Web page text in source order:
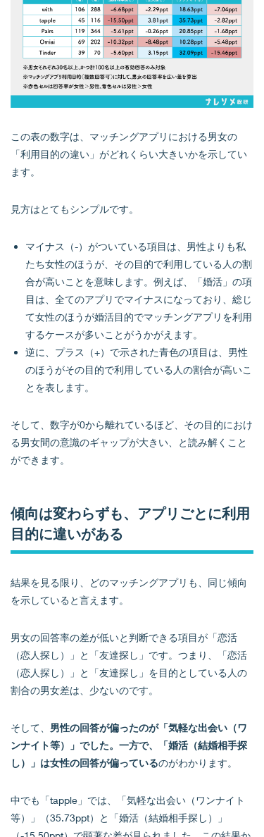
この表の数字は、マッチングアプリにおける男女の
「利用目的の違い」がどれくらい大きいかを示してい
ます。
見方はとてもシンプルです。
マイナス（-）がついている項目は、男性よりも私
たち女性のほうが、その目的で利用している人の割
合が高いことを意味します。例えば、「婚活」の項
目は、全てのアプリでマイナスになっており、総じ
て女性のほうが婚活目的でマッチングアプリを利用
するケースが多いことがうかがえます。
逆に、プラス（+）で示された青色の項目は、男性
のほうがその目的で利用している人の割合が高いこ
とを表します。
そして、数字が0から離れているほど、その目的におけ
る男女間の意識のギャップが大きい、と読み解くこと
ができます。
傾向は変わらずも、アプリごとに利用
目的に違いがある
結果を見る限り、どのマッチングアプリも、同じ傾向
を示していると言えます。
男女の回答率の差が低いと判断できる項目が「恋活
（恋人探し）」と「友達探し」です。つまり、「恋活
（恋人探し）」と「友達探し」を目的としている人の
割合の男女差は、少ないのです。
そして、 男性の回答が偏ったのが「気軽な出会い（ワ
ンナイト等）」でした。一方で、「婚活（結婚相手探
し）」は女性の回答が偏っているのがわかります。
中でも「tapple」では、「気軽な出会い（ワンナイト
等）」（35.73ppt）と「婚活（結婚相手探し）」